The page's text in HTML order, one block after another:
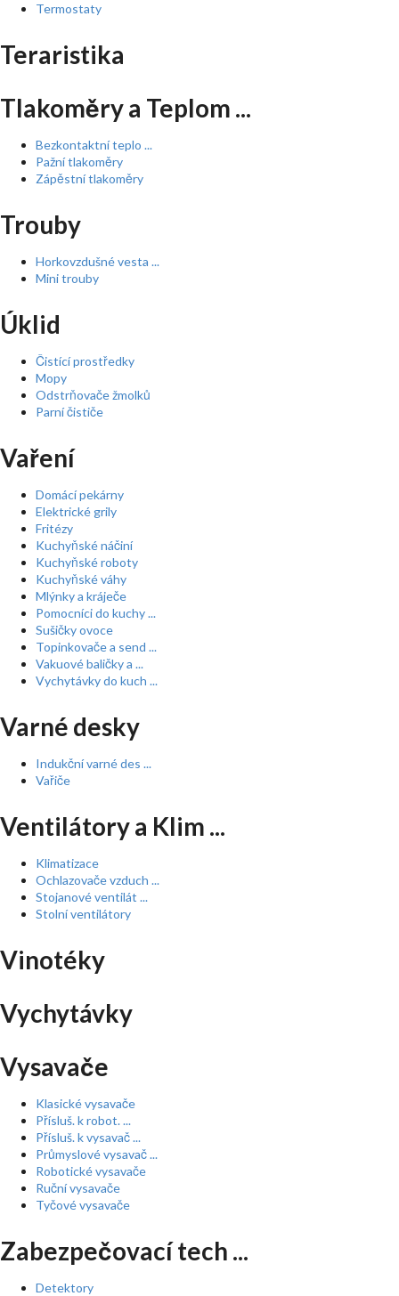
Termostaty
Teraristika
Tlakoměry a Teplom ...
Bezkontaktní teplo ...
Pažní tlakoměry
Zápěstní tlakoměry
Trouby
Horkovzdušné vesta ...
Mini trouby
Úklid
Čistící prostředky
Mopy
Odstrňovače žmolků
Parní čističe
Vaření
Domácí pekárny
Elektrické grily
Fritézy
Kuchyňské náčiní
Kuchyňské roboty
Kuchyňské váhy
Mlýnky a kráječe
Pomocníci do kuchy ...
Sušičky ovoce
Topinkovače a send ...
Vakuové baličky a ...
Vychytávky do kuch ...
Varné desky
Indukční varné des ...
Vařiče
Ventilátory a Klim ...
Klimatizace
Ochlazovače vzduch ...
Stojanové ventilát ...
Stolní ventilátory
Vinotéky
Vychytávky
Vysavače
Klasické vysavače
Přísluš. k robot. ...
Přísluš. k vysavač ...
Průmyslové vysavač ...
Robotické vysavače
Ruční vysavače
Tyčové vysavače
Zabezpečovací tech ...
Detektory